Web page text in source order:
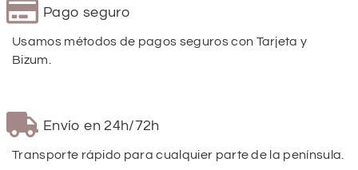
Pago seguro
Usamos métodos de pagos seguros con Tarjeta y
Bizum.
Envío en 24h/72h
Transporte rápido para cualquier parte de la península.